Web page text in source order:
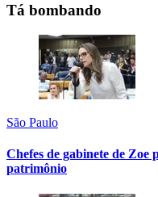
Tá bombando
São Paulo
Chefes de gabinete de Zoe
patrimônio